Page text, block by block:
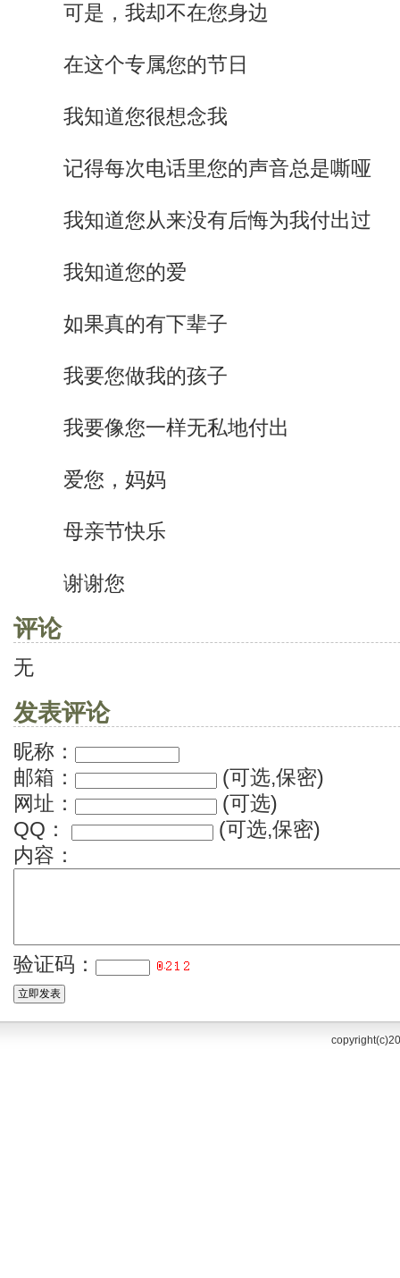
可是，我却不在您身边
在这个专属您的节日
我知道您很想念我
记得每次电话里您的声音总是嘶哑
我知道您从来没有后悔为我付出过
我知道您的爱
如果真的有下辈子
我要您做我的孩子
我要像您一样无私地付出
爱您，妈妈
母亲节快乐
谢谢您
评论
无
发表评论
昵称：
邮箱：
(可选,保密)
网址：
(可选)
QQ：
(可选,保密)
内容：
验证码：